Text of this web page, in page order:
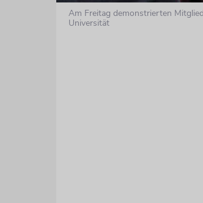
Am Freitag demonstrierten
Universität